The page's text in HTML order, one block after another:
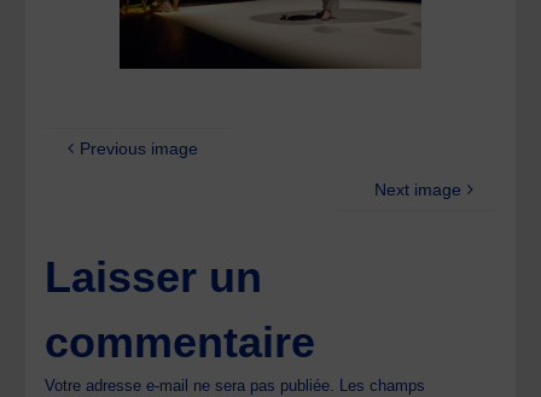
Previous image
Next image
Laisser un
commentaire
Votre adresse e-mail ne sera pas publiée. Les champs